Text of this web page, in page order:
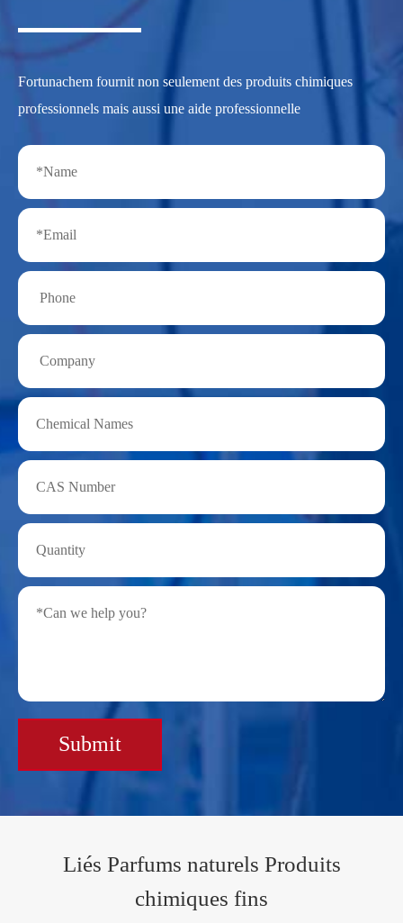
Fortunachem fournit non seulement des produits chimiques
professionnels mais aussi une aide professionnelle
Submit
Liés Parfums naturels Produits
chimiques fins